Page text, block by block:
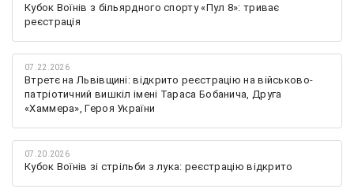
Кубок Воїнів з більярдного спорту «Пул 8»: триває
реєстрація
07.22.2026
Втретє на Львівщині: відкрито реєстрацію на військово-
патріотичний вишкіл імені Тараса Бобанича, Друга
«Хаммера», Героя України
07.20.2026
Кубок Воїнів зі стрільби з лука: реєстрацію відкрито